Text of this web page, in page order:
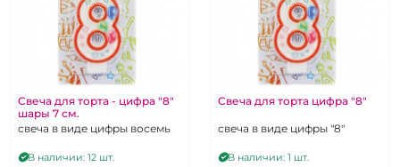
Свеча для торта - цифра "8"
шары 7 см.
свеча в виде цифры восемь
В наличии: 12 шт.
Свеча для торта цифра "8"
свеча в виде цифры "8"
В наличии: 1 шт.